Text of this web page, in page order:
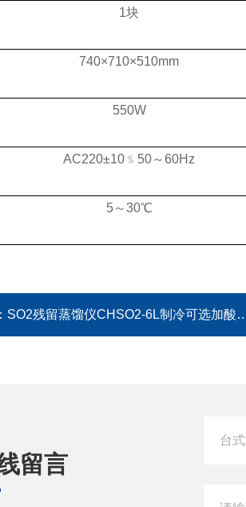
1块
740×710×510mm
550W
AC220±10﹪50～60Hz
5～30℃
SO2残留蒸馏仪CHSO2-6L制冷可选加酸搅拌
留言